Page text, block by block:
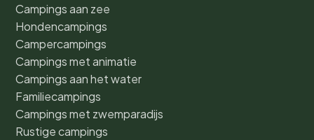
Campings aan zee
Hondencampings
Campercampings
Campings met animatie
Campings aan het water
Familiecampings
Campings met zwemparadijs
Rustige campings